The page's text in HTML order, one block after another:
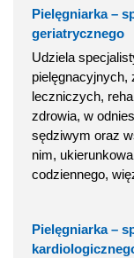
Pielęgniarka –
geriatrycznego
Udziela
pielęgnacyjnych,
leczniczych,
zdrowia, w
sędziwym oraz
nim,
codziennego,
Pielęgniarka –